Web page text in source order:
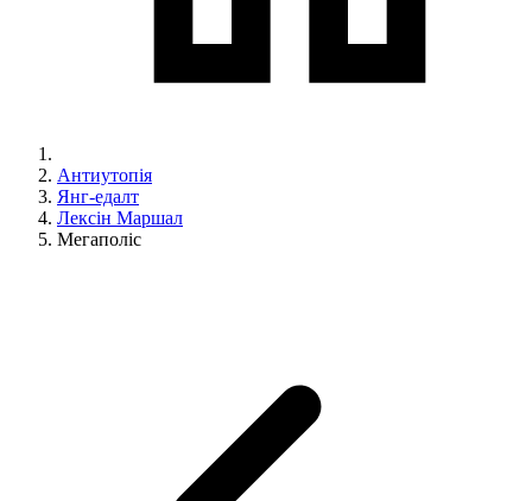
Антиутопія
Янг-едалт
Лексін Маршал
Мегаполіс